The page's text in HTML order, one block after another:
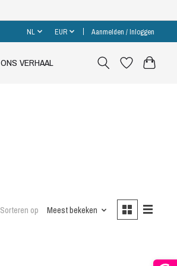
NL EUR Aanmelden / Inloggen
ONS VERHAAL
Sorteren op Meest bekeken